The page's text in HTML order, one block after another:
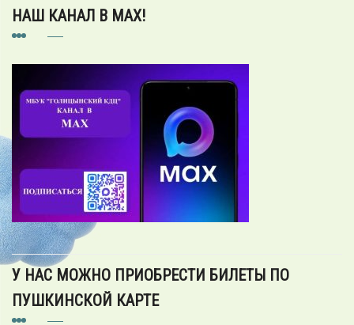
НАШ КАНАЛ В MAX!
У НАС МОЖНО ПРИОБРЕСТИ БИЛЕТЫ ПО
ПУШКИНСКОЙ КАРТЕ